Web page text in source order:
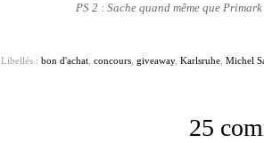
PS 2 : Sache quand même que
Libellés : bon d'achat concours giveaway, Karlsruhe Michel
25